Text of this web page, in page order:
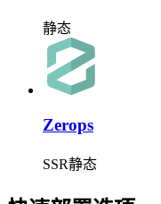
静态
Zerops
SSR静态